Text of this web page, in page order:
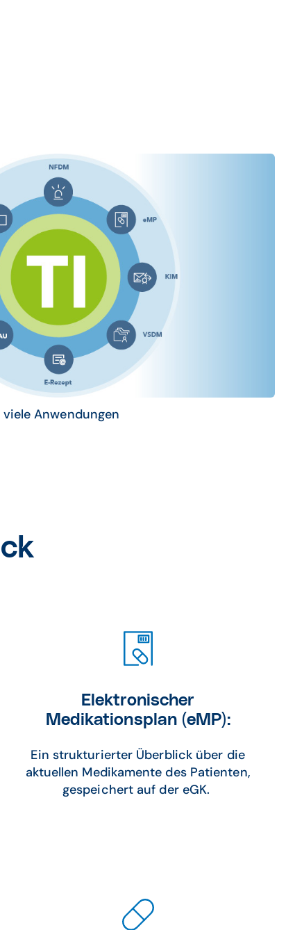
Anwendungen
Elektronischer
Medikationsplan (eMP):
Ein strukturierter Überblick über die
aktuellen Medikamente des Patienten,
gespeichert auf der eGK.